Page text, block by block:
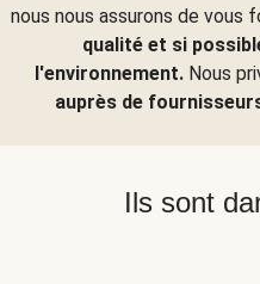
nous nous assurons de vous
qualité et si
l'environnement.Nous
auprès de
Ils sont